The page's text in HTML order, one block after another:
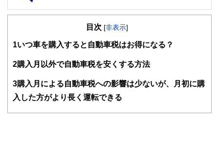
FinancialField編集部は、金融、経済に関する記事を、日々
知識がない方でも理解できるようわかりやすく発信していま
得者を中心に「お金や暮らし」に関する書籍・雑誌の編集経
験者で構成され、企画立案から記事掲載まですべての工程に
FinancialFieldの特徴は、ファイナンシャルプランナー、弁
ドバイザー、DCプランナー、公認会計士、社会保険労務
目次 [非表示]
1 いつ車を購入すると自動車税はお得になる？
2購入月以外で自動車税を安くする方法
3購入月による自動車税への影響は少ないが、月初に購
入した方がより長く運転できる